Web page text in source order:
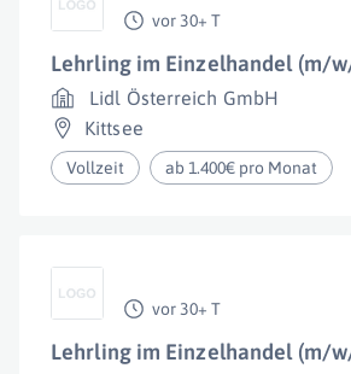
vor 30+ T
Lehrling im Einzelhandel (m/
Lidl Österreich GmbH
Kittsee
Vollzeit ab 1.400€ pro Monat
vor 30+ T
Lehrling im Einzelhandel (m/